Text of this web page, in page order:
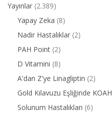
Yayınlar (2.389)
Yapay Zeka (8)
Nadir Hastalıklar (2)
PAH Point (2)
D Vitamini (8)
A'dan Z'ye Linagliptin (2)
Gold Kılavuzu Eşliğinde KOAH
Solunum Hastalıkları (6)